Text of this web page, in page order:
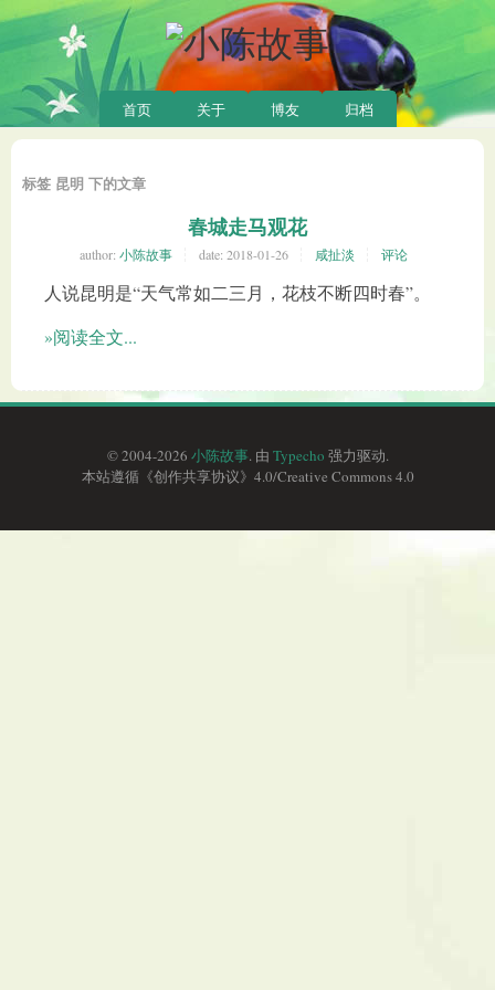
首页 关于 博友 归档
标签 昆明 下的文章
春城走马观花
author: 小陈故事 date: 2018-01-26 咸扯淡 评论
人说昆明是“天气常如二三月，花枝不断四时春”。
»阅读全文...
© 2004-2026 小陈故事. 由 Typecho 强力驱动.
本站遵循《创作共享协议》4.0/Creative Commons 4.0